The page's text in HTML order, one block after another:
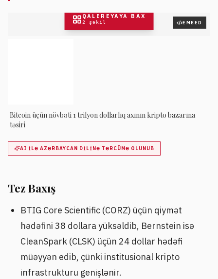
QALEREYAYA BAX
2 şəkil EMBED
Bitcoin üçün növbəti 1 trilyon dollarlıq axının kripto bazarına
təsiri
AI ILƏ AZƏRBAYCAN DILINƏ TƏRCÜMƏ OLUNUB
Tez Baxış
BTIG Core Scientific (CORZ) üçün qiymət
hədəfini 38 dollara yüksəldib, Bernstein isə
CleanSpark (CLSK) üçün 24 dollar hədəfi
müəyyən edib, çünki institusional kripto
infrastrukturu genişlənir.